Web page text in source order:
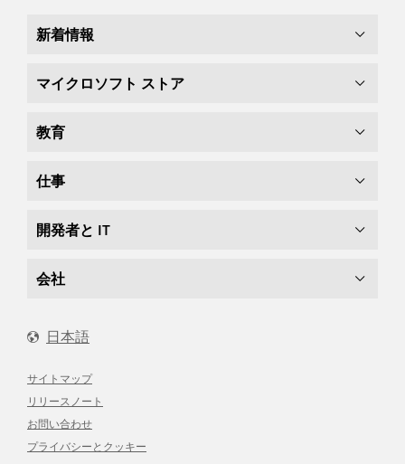
新着情報
マイクロソフト ストア
教育
仕事
開発者と IT
会社
日本語
サイトマップ
リリースノート
お問い合わせ
プライバシーとクッキー